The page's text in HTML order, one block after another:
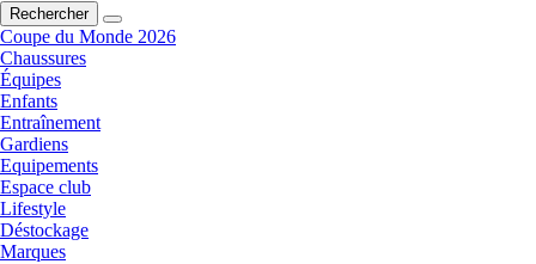
Rechercher
Coupe du Monde 2026
Chaussures
Équipes
Enfants
Entraînement
Gardiens
Equipements
Espace club
Lifestyle
Déstockage
Marques